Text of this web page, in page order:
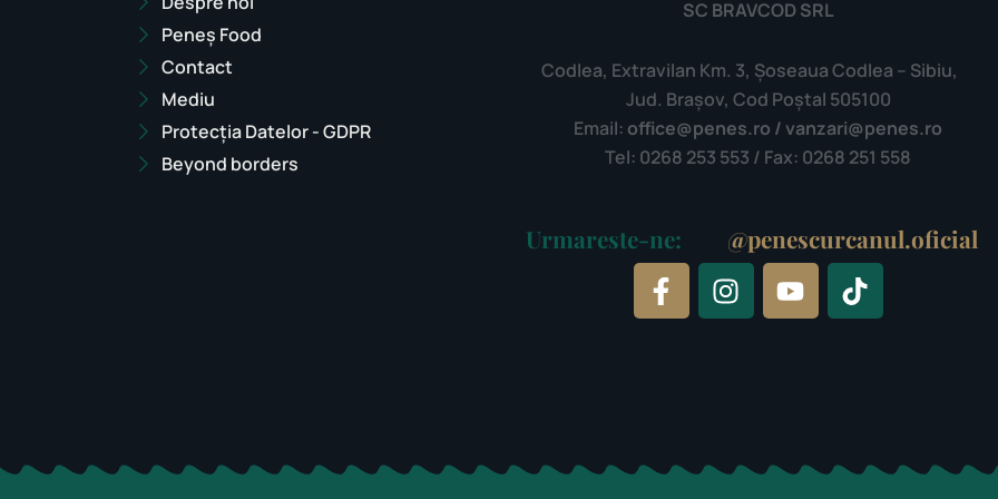
Peneș Food
Contact
Mediu
Protecția Datelor - GDPR
Beyond borders
SC BRAVCOD SRL
Codlea, Extravilan Km. 3, Șoseaua Codlea – Sibiu,
Jud. Brașov, Cod Poștal 505100
Email: office@penes.ro / vanzari@penes.ro
Tel: 0268 253 553 / Fax: 0268 251 558
Urmareste-ne: @penescurcanul.oficial
F
a
c
k
-
I
n
s
a
m
Y
o
u
T
i
k